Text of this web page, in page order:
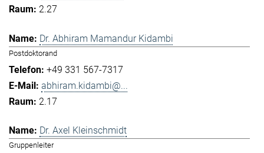
2.27
Dr. Abhiram Mamandur Kidambi
Postdoktorand
+49 331 567-7317
abhiram.kidambi@...
2.17
Dr. Axel Kleinschmidt
Gruppenleiter